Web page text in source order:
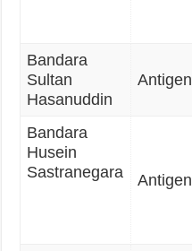
Bandara
Sultan
Hasanuddin
Antigen
Bandara
Husein
Sastranegara
Antigen